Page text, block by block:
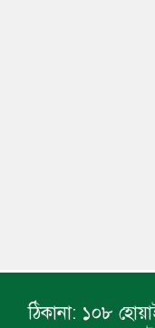
ঠিকানা: ১০৮